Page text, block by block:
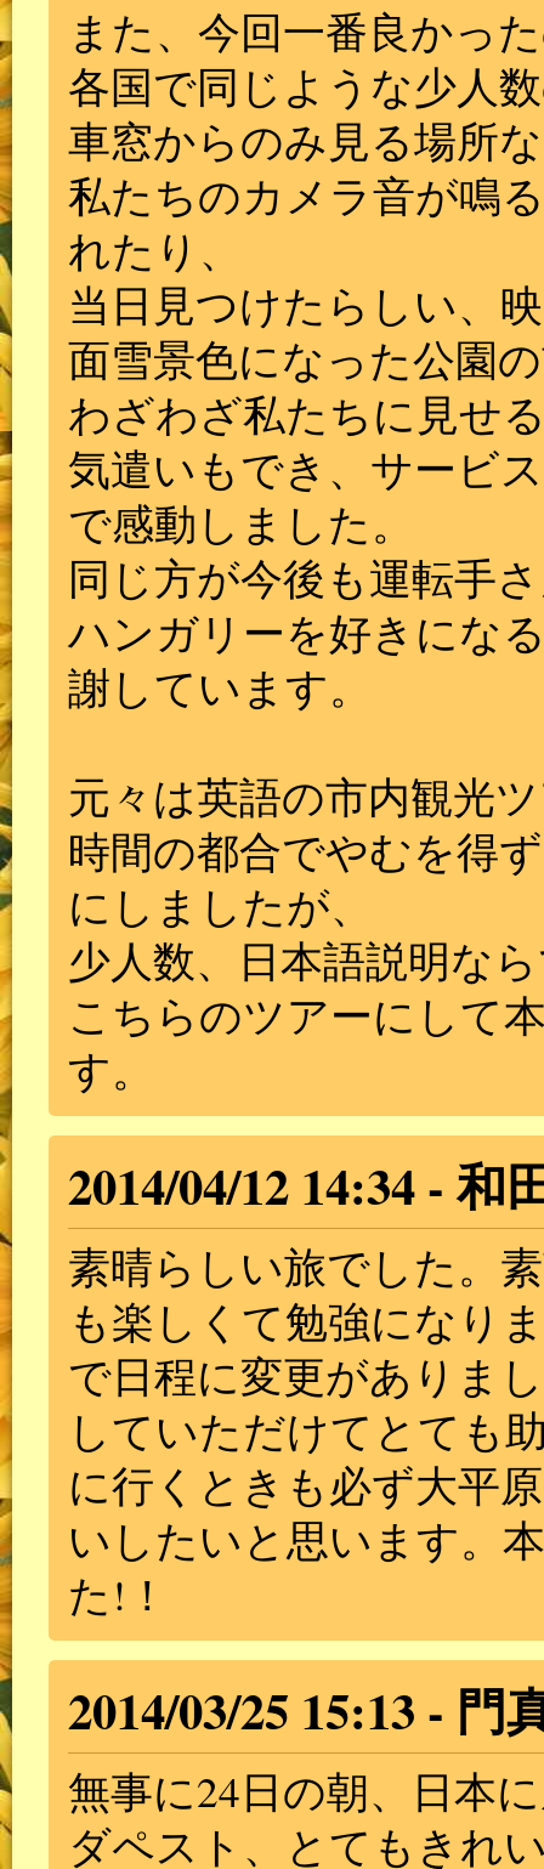
また、今回一番良かっ
各国で同じような少人
車窓からのみ見る場所
私たちのカメラ音が鳴
れたり、
当日見つけたらしい、
面雪景色になった公園
わざわざ私たちに見せ
気遣いもでき、サービ
で感動しました。
同じ方が今後も運転手
ハンガリーを好きにな
謝しています。
元々は英語の市内観光
時間の都合でやむを得
にしましたが、
少人数、日本語説明な
こちらのツアーにして
す。
2014/04/12 14:34 和
素晴らしい旅でした。
も楽しくて勉強になり
で日程に変更がありま
していただけてとても
に行くときも必ず大平
いしたいと思います。
た!！
2014/03/25 15:13 門
無事に24日の朝、日本
ダペスト、とてもきれ